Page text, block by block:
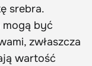
srebra.
mogą być
zwłaszcza
wartość